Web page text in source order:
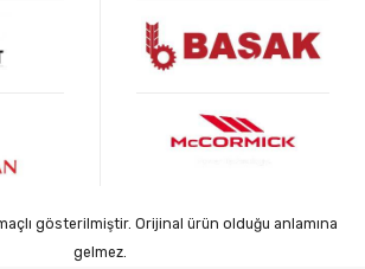
gösterilmiştir. Orijinal ürün olduğu anlamına
gelmez.